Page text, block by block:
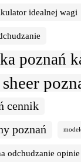
idealnej wagi
poznań
cennik
poznań
odchudzanie opinie